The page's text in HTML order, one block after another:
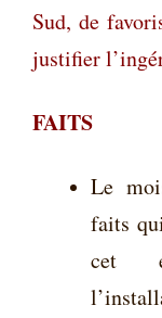
Sud, de
justifier
FAITS
Le
faits
cet